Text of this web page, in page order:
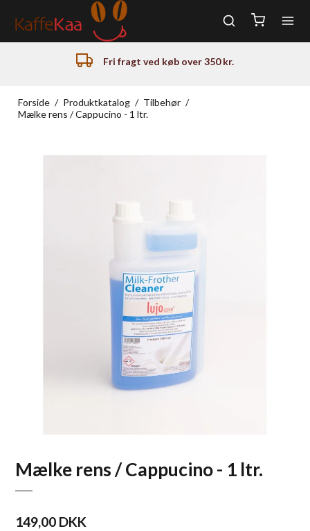
Fri fragt ved køb over 350 kr.
Forside / Produktkatalog / Tilbehør /
Mælke rens / Cappucino - 1 ltr.
Mælke rens / Cappucino - 1 ltr.
149,00 DKK